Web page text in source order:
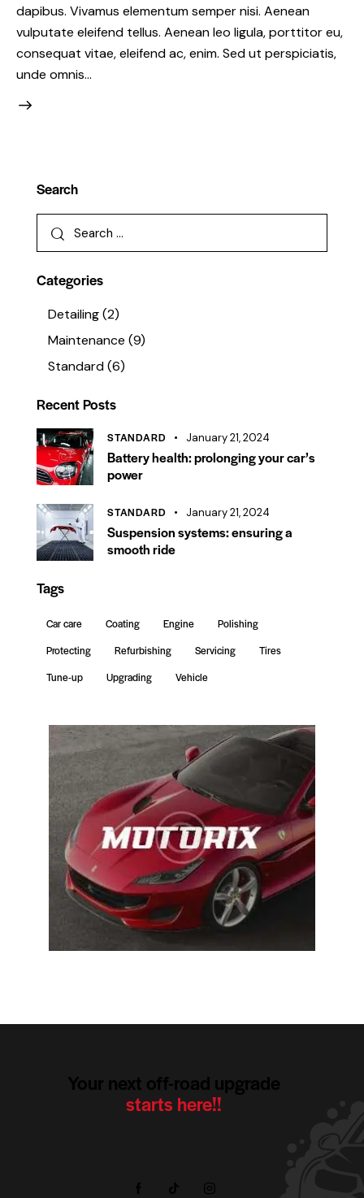
dapibus. Vivamus elementum semper nisi. Aenean
vulputate eleifend tellus. Aenean leo ligula, porttitor eu,
consequat vitae, eleifend ac, enim. Sed ut perspiciatis,
unde omnis…
Search
Categories
Detailing(2)
Maintenance (9)
Standard(6)
Recent Posts
STANDARD January 21, 2024
Battery health: prolonging your car’s
power
STANDARD January 21, 2024
Suspension systems: ensuring a
smooth ride
Tags
Car care Coating Engine
Polishing
Protecting
Refurbishing Servicing
Tires
Tune-up
Upgrading Vehicle
Your next off-road upgrade
starts here!!